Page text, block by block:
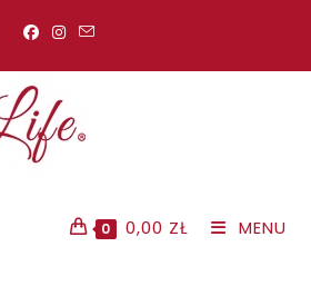
0 0,00 ZŁ MENU